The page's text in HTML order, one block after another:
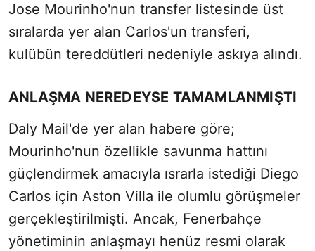
Jose Mourinho'nun transfer listesinde üst
sıralarda yer alan Carlos'un transferi,
kulübün tereddütleri nedeniyle askıya alındı.
ANLAŞMA NEREDEYSE TAMAMLANMIŞTI
Daly Mail'de yer alan habere göre;
Mourinho'nun özellikle savunma hattını
güçlendirmek amacıyla ısrarla istediği Diego
Carlos için Aston Villa ile olumlu görüşmeler
gerçekleştirilmişti. Ancak, Fenerbahçe
yönetiminin anlaşmayı henüz resmi olarak